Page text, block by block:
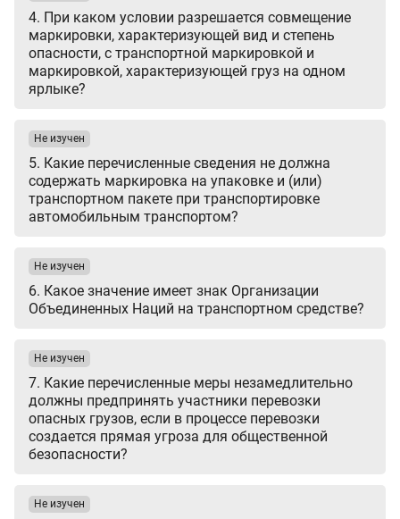
4. При каком условии разрешается совмещение
маркировки, характеризующей вид и степень
опасности, с транспортной маркировкой и
маркировкой, характеризующей груз на одном
ярлыке?
5. Какие перечисленные сведения не должна
содержать маркировка на упаковке и (или)
транспортном пакете при транспортировке
автомобильным транспортом?
Не изучен
6. Какое значение имеет знак Организации
Объединенных Наций на транспортном средстве?
Не изучен
7. Какие перечисленные меры незамедлительно
должны предпринять участники перевозки
опасных грузов, если в процессе перевозки
создается прямая угроза для общественной
безопасности?
Не изучен
Не изучен